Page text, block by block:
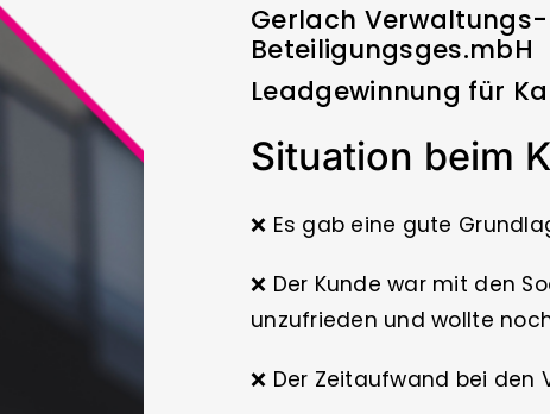
Gerlach
Beteiligungsges.mbH
Leadgewinnung für
Situation beim
❌ Es gab eine gute
❌ Der Kunde war mit den
unzufrieden und wollte
❌ Der Zeitaufwand bei